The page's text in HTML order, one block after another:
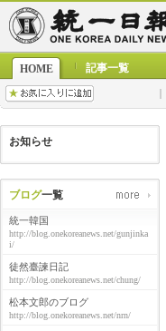
HOME 記事一覧
お知らせ
ブログ一覧
統一韓国
http://blog.onekoreanews.net/gunjinka
i/
徒然臺諫日記
http://blog.onekoreanews.net/chung/
松本文郎のブログ
http://blog.onekoreanews.net/nrn/